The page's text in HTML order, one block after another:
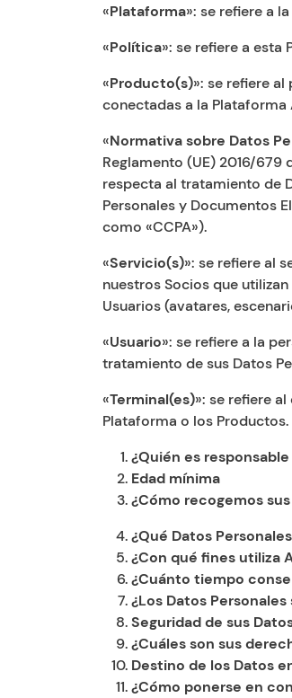
«Plataforma»: se refiere a
«Política»: se refiere a esta
«Producto(s)»: se refiere
conectadas a la Plataforma
«Normativa sobre Datos
Reglamento (UE) 2016/679
respecta al tratamiento de
Personales y Documentos
como «CCPA»).
«Servicio(s)»: se refiere al
nuestros Socios que
Usuarios (avatares,
«Usuario»: se refiere a la
tratamiento de sus Datos
«Terminal(es)»: se refiere
Plataforma o los Productos.
¿Quién es
Edad mínima
¿Cómo recogemos
¿Qué Datos
¿Con qué fines utiliza
¿Cuánto tiempo
¿Los Datos
Seguridad de sus
¿Cuáles son sus
Destino de los Datos
¿Cómo ponerse en